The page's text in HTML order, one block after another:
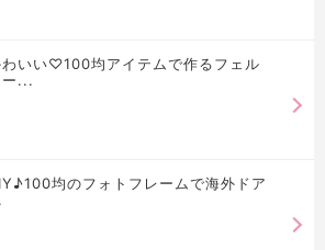
いい♡100均アイテムで作るフェル
ー...
均のフォトフレームで海外ドア